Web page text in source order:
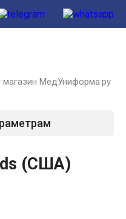
МедУниформа.ру
(США)